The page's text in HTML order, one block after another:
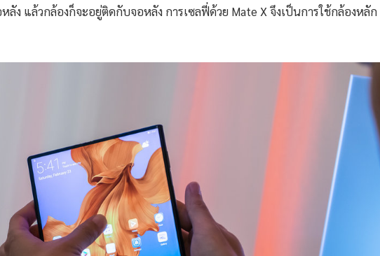
ง แล้วกล้องก็จะอยู่ติดกับจอหลัง การเซลฟี่ด้วย Mate X จึงเป็นการใช้กล้องหลัก